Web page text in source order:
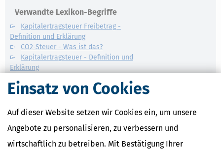
Einsatz von Cookies
Auf dieser Website setzen wir Cookies ein, um unsere
Angebote zu personalisieren, zu verbessern und
wirtschaftlich zu betreiben. Mit Bestätigung Ihrer
Verwandte Lexikon-Begriffe
Kapitalertragsteuer Freibetrag -
Definition und Erklärung
CO2-Steuer - Was ist das?
Kapitalertragsteuer - Definition und
Erklärung
Kommission